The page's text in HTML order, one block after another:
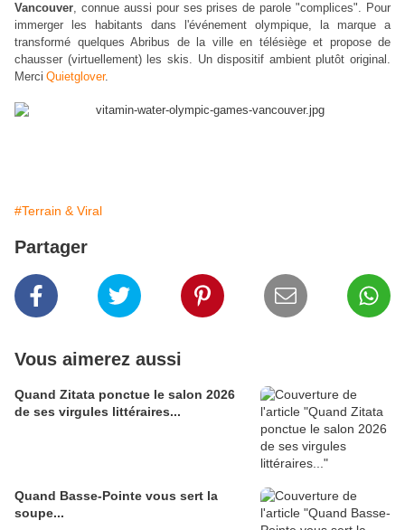
Vancouver, connue aussi pour ses prises de parole "complices". Pour
immerger les habitants dans l'événement olympique, la marque a
transformé quelques Abribus de la ville en télésiège et propose de
chausser (virtuellement) les skis. Un dispositif ambient plutôt original.
Merci Quietglover.
#Terrain & Viral
Partager
Vous aimerez aussi
Quand Zitata ponctue le salon 2026
de ses virgules littéraires...
Quand Basse-Pointe vous sert la
soupe...